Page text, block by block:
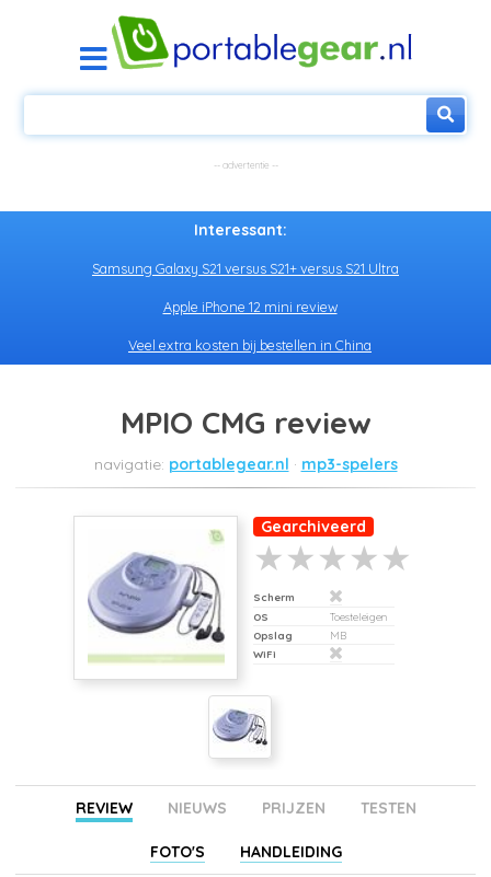
Interessant:
Samsung Galaxy S21 versus S21+ versus S21 Ultra
Apple iPhone 12 mini review
Veel extra kosten bij bestellen in China
MPIO CMG review
portablegear.nl mp3-spelers
Gearchiveerd
Scherm
OS
Toesteleigen
Opslag
MB
WiFi
REVIEW NIEUWS PRIJZEN TESTEN
FOTO'S HANDLEIDING